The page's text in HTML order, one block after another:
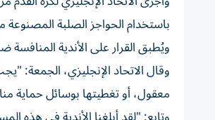
باستخدام الحواجز الصلبة
ويُطبق القرار على الأندية المنافسة ضمن نظام الدوري
وقال الاتحاد الإنجليزي، الجمعة:
معقول، أو تغطيتها بوسائل حماية